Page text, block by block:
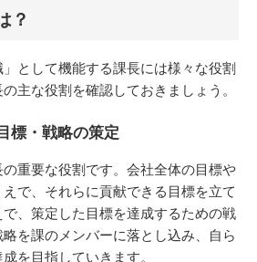
？
として機能する課長には様々な役割
主な役割を確認しておきましょう。
標・戦略の策定
重要な役割です。会社全体の目標や
で、それらに貢献できる目標を立て
、策定した目標を達成するための戦
を課のメンバーに落とし込み、自ら
を目指していきます。